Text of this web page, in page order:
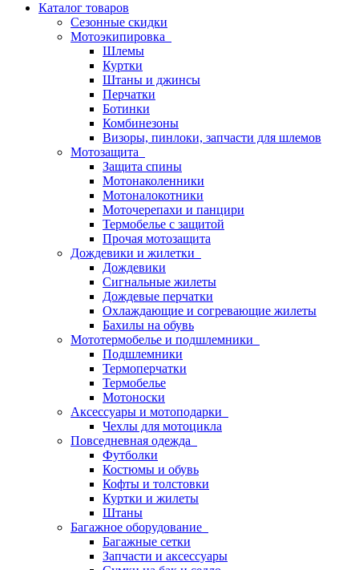
Каталог товаров
Сезонные скидки
Мотоэкипировка
Шлемы
Куртки
Штаны и джинсы
Перчатки
Ботинки
Комбинезоны
Визоры, пинлоки, запчасти для шлемов
Мотозащита
Защита спины
Мотонаколенники
Мотоналокотники
Моточерепахи и панцири
Термобелье с защитой
Прочая мотозащита
Дождевики и жилетки
Дождевики
Сигнальные жилеты
Дождевые перчатки
Охлаждающие и согревающие жилеты
Бахилы на обувь
Мототермобелье и подшлемники
Подшлемники
Термоперчатки
Термобелье
Мотоноски
Аксессуары и мотоподарки
Чехлы для мотоцикла
Повседневная одежда
Футболки
Костюмы и обувь
Кофты и толстовки
Куртки и жилеты
Штаны
Багажное оборудование
Багажные сетки
Запчасти и аксессуары